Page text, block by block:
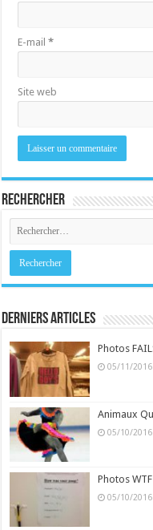
E-mail*
Site web
Rechercher
Derniers Articles
Photos
05/11/2016
Animaux
05/10/2016
Photos WTF
05/10/2016